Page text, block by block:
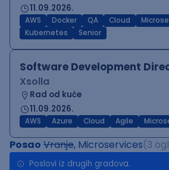
11.09.2026.
AWS Docker QA Cloud
Kubernetes
Senior
Software Development
Xsolla
Rad od kuće
11.09.2026.
AWS Azure Cloud Agile
Posao Vranje, Microservices(3
Poslovi iz drugih gradova.